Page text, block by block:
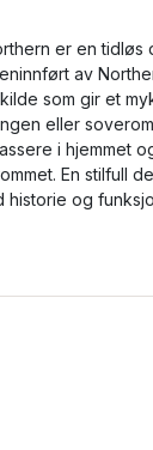
er en tidløs
av
som gir et
eller
i hjemmet
En stilfull
historie og